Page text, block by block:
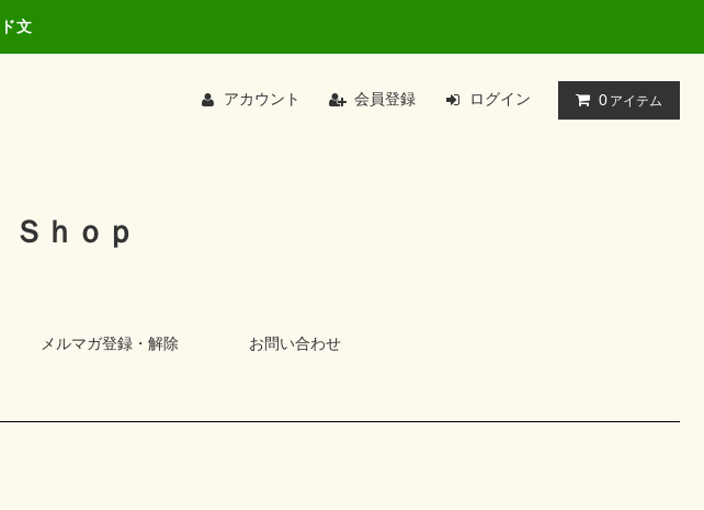
文
アカウント 会員登録 ログイン 0 アイテム
ｈｏｐ
メルマガ登録・解除 お問い合わせ